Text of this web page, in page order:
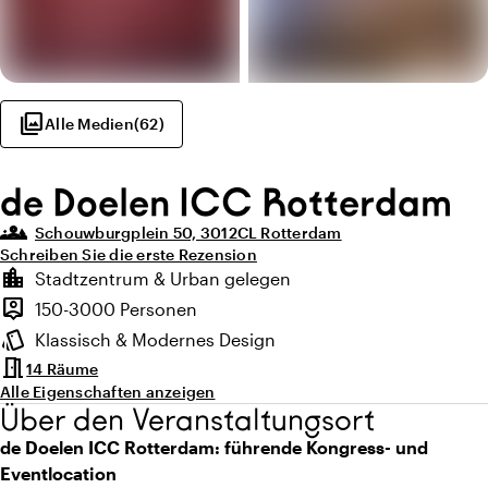
photo_libraryAlle Medien(62)
de Doelen ICC Rotterdam
groups_3 Schouwburgplein 50, 3012CL Rotterdam
Schreiben Sie die erste Rezension
Highlights
location_city
Lage und Umgebung
Stadtzentrum & Urban gelegen
person_pin
Kapazität
150-3000 Personen
style
Ambiente
Klassisch & Modernes Design
meeting_room14 Räume
Alle Eigenschaften anzeigen
Über den Veranstaltungsort
de Doelen ICC Rotterdam: führende Kongress- und
Eventlocation